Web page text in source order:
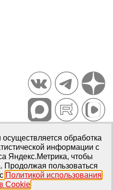
PsyJournals.ru, 2007–2026
Эл № ФС77-66447 от 14 июля
обработка
информации с
Яндекс.Метрика, чтобы
Продолжая пользоваться
Политикой использования
Cookie.